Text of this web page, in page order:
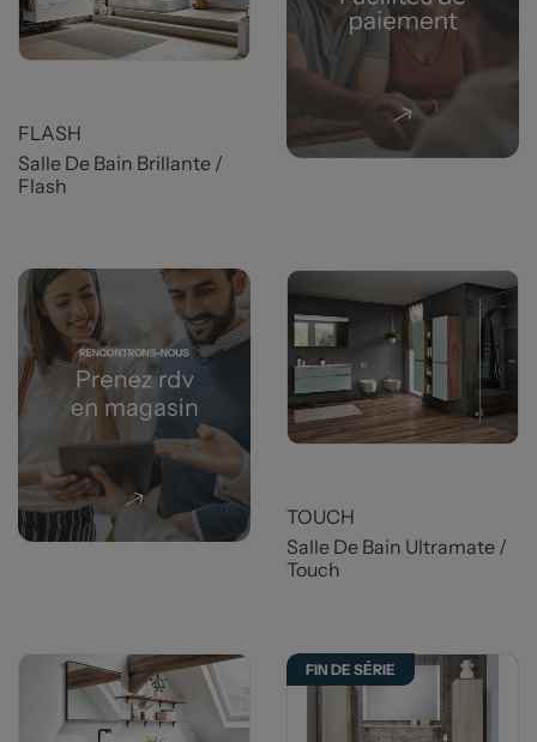
FLASH
Salle De Bain Brillante /
Flash
TOUCH
Salle De Bain Ultramate /
Touch
FIN DE SÉRIE